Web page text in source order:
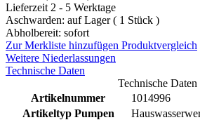
Lieferzeit 2 - 5 Werktage
Aschwarden: auf Lager ( 1 Stück )
Abholbereit: sofort
Zur Merkliste hinzufügen Produktvergleich
Weitere Niederlassungen
Technische Daten
Technische Daten
Artikelnummer
1014996
Artikeltyp Pumpen